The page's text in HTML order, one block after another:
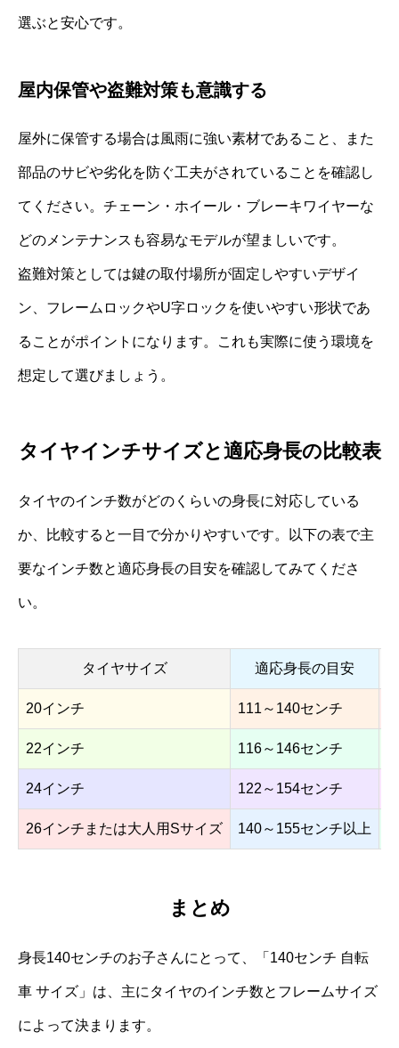
選ぶと安心です。
屋内保管や盗難対策も意識する
屋外に保管する場合は風雨に強い素材であること、また
部品のサビや劣化を防ぐ工夫がされていることを確認し
てください。チェーン・ホイール・ブレーキワイヤーな
どのメンテナンスも容易なモデルが望ましいです。
盗難対策としては鍵の取付場所が固定しやすいデザイ
ン、フレームロックやU字ロックを使いやすい形状であ
ることがポイントになります。これも実際に使う環境を
想定して選びましょう。
タイヤインチサイズと適応身長の比較表
タイヤのインチ数がどのくらいの身長に対応している
か、比較すると一目で分かりやすいです。以下の表で主
要なインチ数と適応身長の目安を確認してみてくださ
い。
タイヤサイズ 適応身長の目安
20インチ 111～140センチ
22インチ 116～146センチ
24インチ 122～154センチ
26インチまたは大人用Sサイズ 140～155センチ以上
まとめ
身長140センチのお子さんにとって、「140センチ 自転
車 サイズ」は、主にタイヤのインチ数とフレームサイズ
によって決まります。